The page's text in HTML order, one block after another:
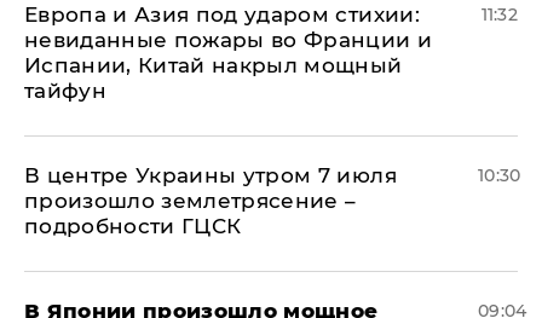
Европа и Азия под ударом стихии:
невиданные пожары во Франции и
Испании, Китай накрыл мощный
тайфун
11:32
В центре Украины утром 7 июля
произошло землетрясение –
подробности ГЦСК
10:30
В Японии произошло мощное 09:04